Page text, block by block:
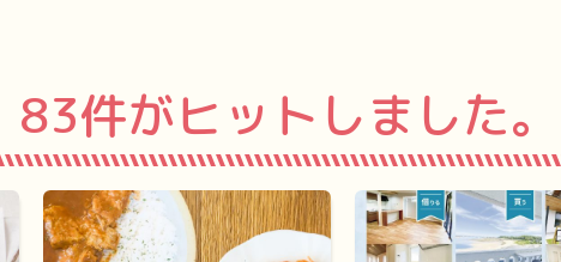
83件がヒットしました。